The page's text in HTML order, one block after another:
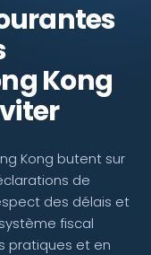
Kong
Kong butent sur
de
des délais et
fiscal
pratiques et en